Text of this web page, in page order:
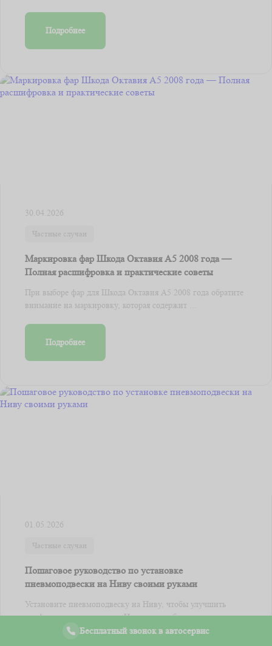
Подробнее
30.04.2026
Частные случаи
Маркировка фар Шкода Октавия А5 2008 года —
Полная расшифровка и практические советы
При выборе фар для Шкода Октавия А5 2008 года обратите
внимание на маркировку, которая содержит ...
Подробнее
01.05.2026
Частные случаи
Пошаговое руководство по установке
пневмоподвески на Ниву своими руками
Установите пневмоподвеску на Ниву, чтобы улучшить
комфорт и управляемость. Начните с выбора качественного
комплекта, который ...Бесплатный звонок в автосервис